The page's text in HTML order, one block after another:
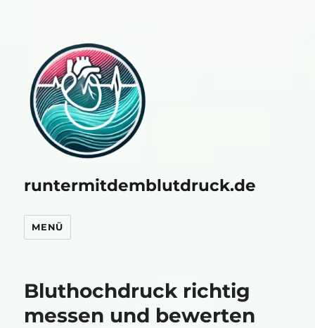
runtermitdemblutdruck.de
MENÜ
Bluthochdruck richtig
messen und bewerten